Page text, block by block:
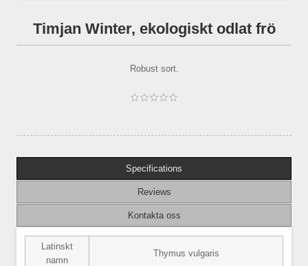
Timjan Winter, ekologiskt odlat frö
Robust sort.
Specifications
Reviews
Kontakta oss
Latinskt
namn
Thymus vulgaris